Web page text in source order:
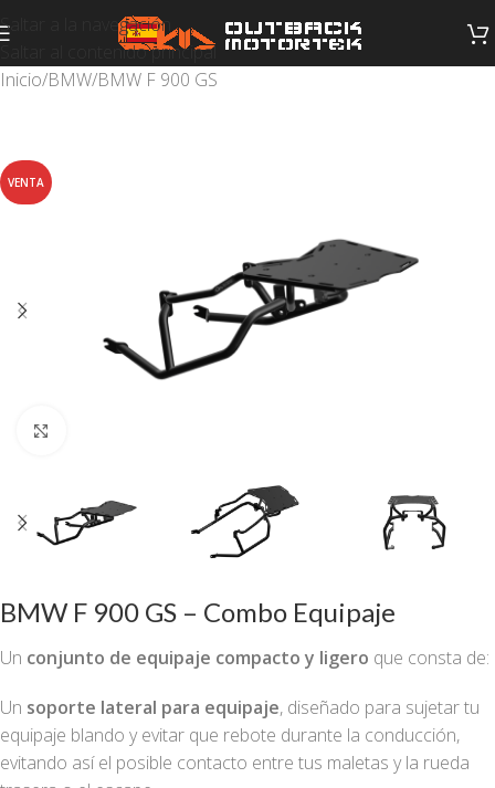
Saltar a la navegación
Saltar al contenido principal
Inicio/BMW/BMW F 900 GS
VENTA
BMW F 900 GS – Combo Equipaje
Un conjunto de equipaje compacto y ligero que consta de:
Un soporte lateral para equipaje, diseñado para sujetar tu
equipaje blando y evitar que rebote durante la conducción,
evitando así el posible contacto entre tus maletas y la rueda